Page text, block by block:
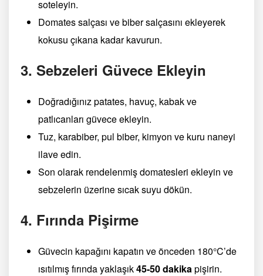
soteleyin.
Domates salçası ve biber salçasını ekleyerek
kokusu çıkana kadar kavurun.
3. Sebzeleri Güvece Ekleyin
Doğradığınız patates, havuç, kabak ve
patlıcanları güvece ekleyin.
Tuz, karabiber, pul biber, kimyon ve kuru naneyi
ilave edin.
Son olarak rendelenmiş domatesleri ekleyin ve
sebzelerin üzerine sıcak suyu dökün.
4. Fırında Pişirme
Güvecin kapağını kapatın ve önceden 180°C’de
ısıtılmış fırında yaklaşık45-50 dakikapişirin.